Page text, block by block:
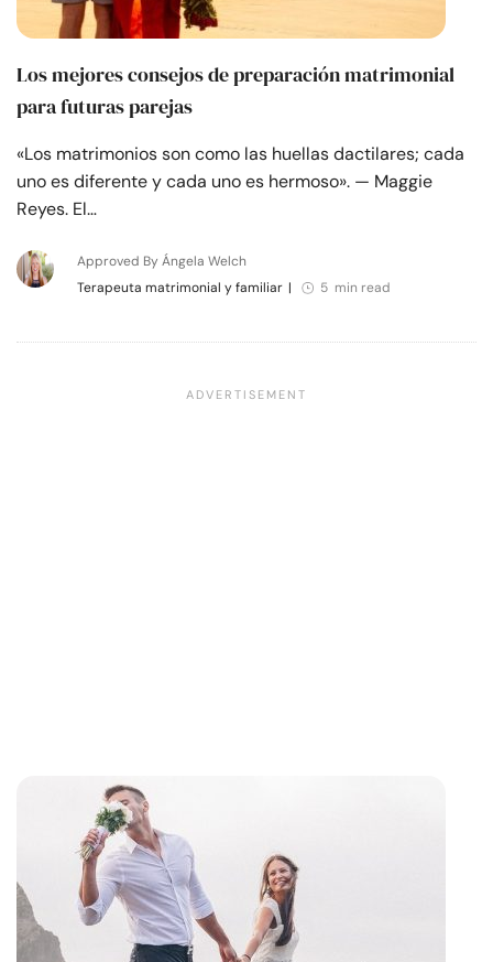
Los mejores consejos de preparación matrimonial
para futuras parejas
«Los matrimonios son como las huellas dactilares; cada
uno es diferente y cada uno es hermoso». — Maggie
Reyes. El…
Approved By Ángela Welch
Terapeuta matrimonial y familiar | 5 min read